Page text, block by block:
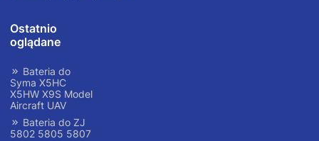
Ostatnio
oglądane
Bateria do
Syma X5HC
X5HW X9S Model
Aircraft UAV
Bateria do ZJ
5802 5805 5807